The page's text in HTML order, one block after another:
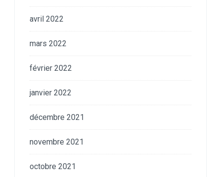
avril 2022
mars 2022
février 2022
janvier 2022
décembre 2021
novembre 2021
octobre 2021